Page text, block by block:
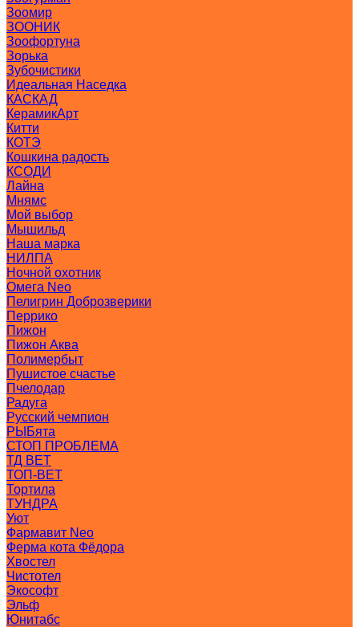
Зоомир
ЗООНИК
Зоофортуна
Зорька
Зубочистики
Идеальная Наседка
КАСКАД
КерамикАрт
Китти
КОТЭ
Кошкина радость
КСОДИ
Лайна
Мнямс
Мой выбор
Мышильд
Наша марка
НИЛПА
Ночной охотник
Омега Neo
Пелигрин Доброзверики
Перрико
Пижон
Пижон Аква
Полимербыт
Пушистое счастье
Пчелодар
Радуга
Русский чемпион
РЫБята
СТОП ПРОБЛЕМА
ТД ВЕТ
ТОП-ВЕТ
Тортила
ТУНДРА
Уют
Фармавит Neo
Ферма кота Фёдора
Хвостел
Чистотел
Экософт
Эльф
Юнитабс